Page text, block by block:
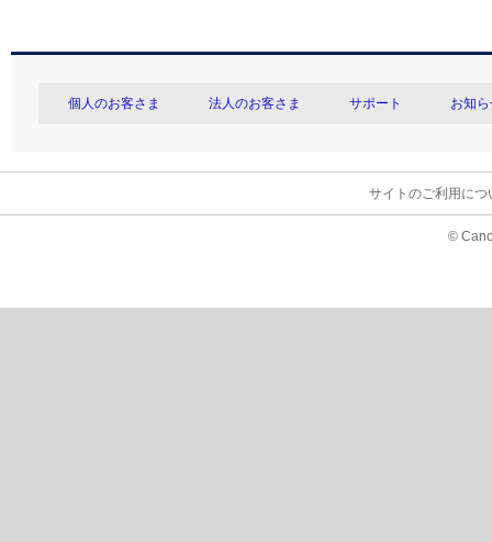
個人のお客さま 法人のお客さま サポート お知
サイトのご利用につ
©